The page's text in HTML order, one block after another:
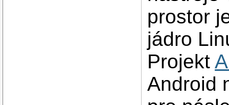
prostor
jádro
Projekt
Android